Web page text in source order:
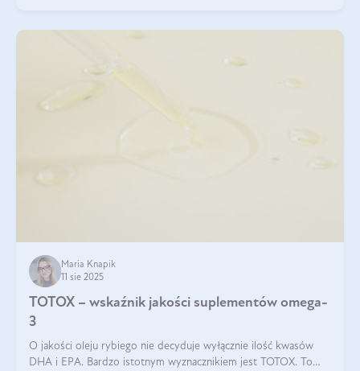
Maria Knapik
11 sie 2025
TOTOX – wskaźnik jakości suplementów omega-
3
O jakości oleju rybiego nie decyduje wyłącznie ilość kwasów
DHA i EPA. Bardzo istotnym wyznacznikiem jest TOTOX. To